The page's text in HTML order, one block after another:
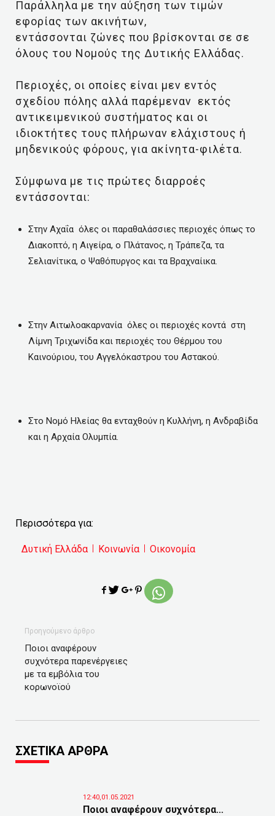
Παράλληλα με την αύξηση των τιμών
εφορίας των ακινήτων,
εντάσσονται ζώνες που βρίσκονται σε σε
όλους του Νομούς της Δυτικής Ελλάδας.
Περιοχές, οι οποίες είναι μεν εντός
σχεδίου πόλης αλλά παρέμεναν εκτός
αντικειμενικού συστήματος και οι
ιδιοκτήτες τους πλήρωναν ελάχιστους ή
μηδενικούς φόρους, για ακίνητα-φιλέτα.
Σύμφωνα με τις πρώτες διαρροές
εντάσσονται:
Στην Αχαΐα όλες οι παραθαλάσσιες περιοχές όπως το
Διακοπτό, η Αιγείρα, ο Πλάτανος, η Τράπεζα, τα
Σελιανίτικα, ο Ψαθόπυργος και τα Βραχναίικα.
Στην Αιτωλοακαρνανία όλες οι περιοχές κοντά στη
Λίμνη Τριχωνίδα και περιοχές του Θέρμου του
Καινούριου, του Αγγελόκαστρου του Αστακού.
Στο Νομό Ηλείας θα ενταχθούν η Κυλλήνη, η Ανδραβίδα
και η Αρχαία Ολυμπία.
Περισσότερα για:
Δυτική Ελλάδα Κοινωνία Οικονομία
Προηγούμενο άρθρο
Ποιοι αναφέρουν
συχνότερα παρενέργειες
με τα εμβόλια του
κορωνοϊού
ΣΧΕΤΙΚΑ ΑΡΘΡΑ
12:40,01.05.2021
Ποιοι αναφέρουν συχνότερα...